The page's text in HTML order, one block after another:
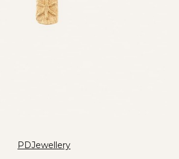
PDJewellery